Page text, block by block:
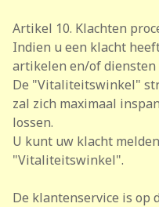
Artikel 10. Klachten
Indien u een klacht
artikelen en/of diensten
De "Vitaliteitswinkel"
zal zich maximaal
lossen.
U kunt uw klacht
"Vitaliteitswinkel".
De klantenservice is op